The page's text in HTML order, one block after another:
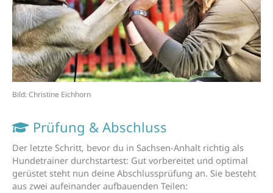
Prüfung & Abschluss
Der letzte Schritt, bevor du in Sachsen-Anhalt richtig als
Hundetrainer durchstartest: Gut vorbereitet und optimal
gerüstet steht nun deine Abschlussprüfung an. Sie besteht
aus zwei aufeinander aufbauenden Teilen:
Bild: Christine Eichhorn